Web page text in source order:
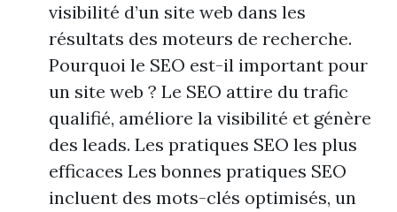
visibilité d’un site web dans les
résultats des moteurs de recherche.
Pourquoi le SEO est-il important pour
un site web ? Le SEO attire du trafic
qualifié, améliore la visibilité et génère
des leads. Les pratiques SEO les plus
efficaces Les bonnes pratiques SEO
incluent des mots-clés optimisés, un